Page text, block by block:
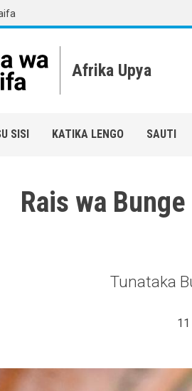
Afrika Upya
SISI KATIKA LENGO SAUTI
Rais wa
Tunataka